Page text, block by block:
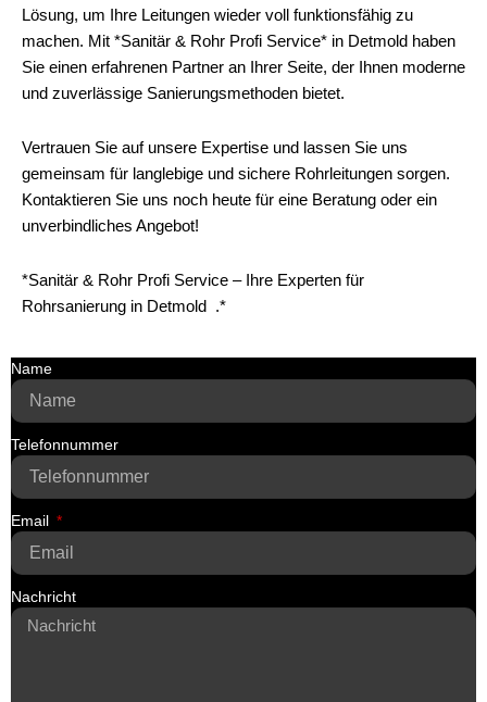
Lösung, um Ihre Leitungen wieder voll funktionsfähig zu
machen. Mit *Sanitär & Rohr Profi Service* in Detmold haben
Sie einen erfahrenen Partner an Ihrer Seite, der Ihnen moderne
und zuverlässige Sanierungsmethoden bietet.
Vertrauen Sie auf unsere Expertise und lassen Sie uns
gemeinsam für langlebige und sichere Rohrleitungen sorgen.
Kontaktieren Sie uns noch heute für eine Beratung oder ein
unverbindliches Angebot!
*Sanitär & Rohr Profi Service – Ihre Experten für
Rohrsanierung in Detmold .*
Name
Telefonnummer
Email
Nachricht